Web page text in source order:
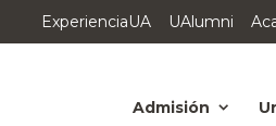
ExperienciaUA UAlumni
Admisión